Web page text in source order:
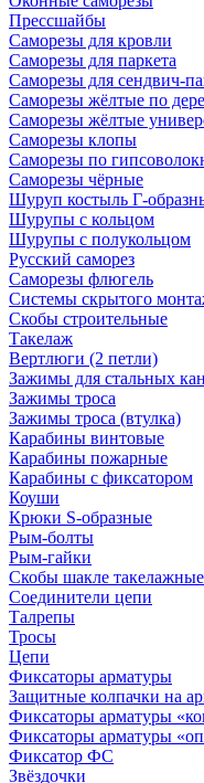
Прессшайбы
Саморезы для кровли
Саморезы для паркета
Саморезы для сендвич-
Саморезы жёлтые по
Саморезы жёлтые
Саморезы клопы
Саморезы по
Саморезы чёрные
Шуруп костыль Г-
Шурупы с кольцом
Шурупы с полукольцом
Русский саморез
Саморезы флюгель
Системы скрытого
Скобы строительные
Такелаж
Вертлюги (2 петли)
Зажимы для стальных
Зажимы троса
Зажимы троса (втулка)
Карабины винтовые
Карабины пожарные
Карабины с фиксатором
Коуши
Крюки S-образные
Рым-болты
Рым-гайки
Скобы шакле такелажные
Соединители цепи
Талрепы
Тросы
Цепи
Фиксаторы арматуры
Защитные колпачки на
Фиксаторы арматуры
Фиксаторы арматуры
Фиксатор ФС
Звёздочки